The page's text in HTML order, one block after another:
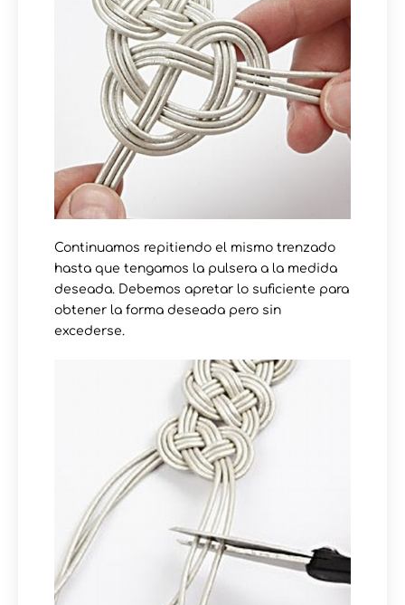
Continuamos repitiendo el mismo trenzado
hasta que tengamos la pulsera a la medida
deseada. Debemos apretar lo suficiente para
obtener la forma deseada pero sin
excederse.